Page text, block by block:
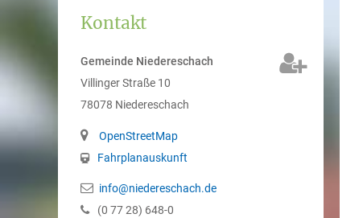
Kontakt
Gemeinde Niedereschach
Villinger Straße 10
78078 Niedereschach
OpenStreetMap
Fahrplanauskunft
info@niedereschach.de
(0 7728) 648-0